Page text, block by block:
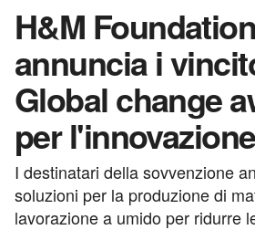
H&M Foundation
annuncia i
Global change
per
I destinatari della sovvenzione
soluzioni per la produzione di
lavorazione a umido per ridurre